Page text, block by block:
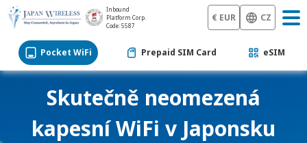
Inbound
Platform Corp.
Code: 5587
€ EUR CZ
Pocket WiFi Prepaid SIM Card eSIM
Skutečně neomezená
kapesní WiFi v Japonsku